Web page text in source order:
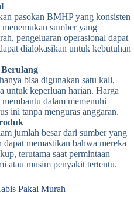
pasokan BMHP yang konsisten
sumber yang
pengeluaran operasional dapat
dialokasikan untuk kebutuhan
bisa digunakan satu kali,
untuk keperluan harian. Harga
dalam memenuhi
ini tanpa menguras anggaran.
jumlah besar dari sumber yang
memastikan bahwa mereka
terutama saat permintaan
atau musim penyakit tertentu.
Pakai Murah